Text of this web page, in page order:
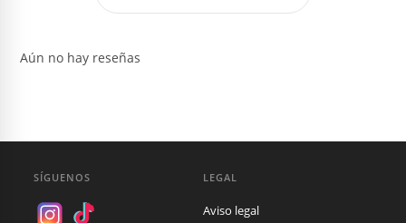
Aún no hay reseñas
SÍGUENOS LEGAL
Aviso legal